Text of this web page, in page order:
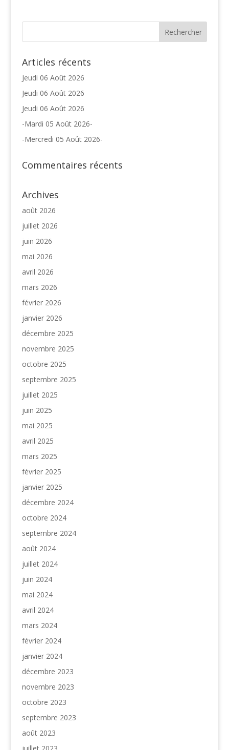
Articles récents
Jeudi 06 Août 2026
Jeudi 06 Août 2026
Jeudi 06 Août 2026
-Mardi 05 Août 2026-
-Mercredi 05 Août 2026-
Commentaires récents
Archives
août 2026
juillet 2026
juin 2026
mai 2026
avril 2026
mars 2026
février 2026
janvier 2026
décembre 2025
novembre 2025
octobre 2025
septembre 2025
juillet 2025
juin 2025
mai 2025
avril 2025
mars 2025
février 2025
janvier 2025
décembre 2024
octobre 2024
septembre 2024
août 2024
juillet 2024
juin 2024
mai 2024
avril 2024
mars 2024
février 2024
janvier 2024
décembre 2023
novembre 2023
octobre 2023
septembre 2023
août 2023